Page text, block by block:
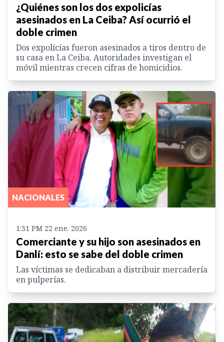
¿Quiénes son los dos expolicías
asesinados en La Ceiba? Así ocurrió el
doble crimen
Dos expolicías fueron asesinados a tiros dentro de
su casa en La Ceiba. Autoridades investigan el
móvil mientras crecen cifras de homicidios.
NACIONALES
1:31 PM 22 ene. 2026
Comerciante y su hijo son asesinados en
Danlí: esto se sabe del doble crimen
Las víctimas se dedicaban a distribuir mercadería
en pulperías.